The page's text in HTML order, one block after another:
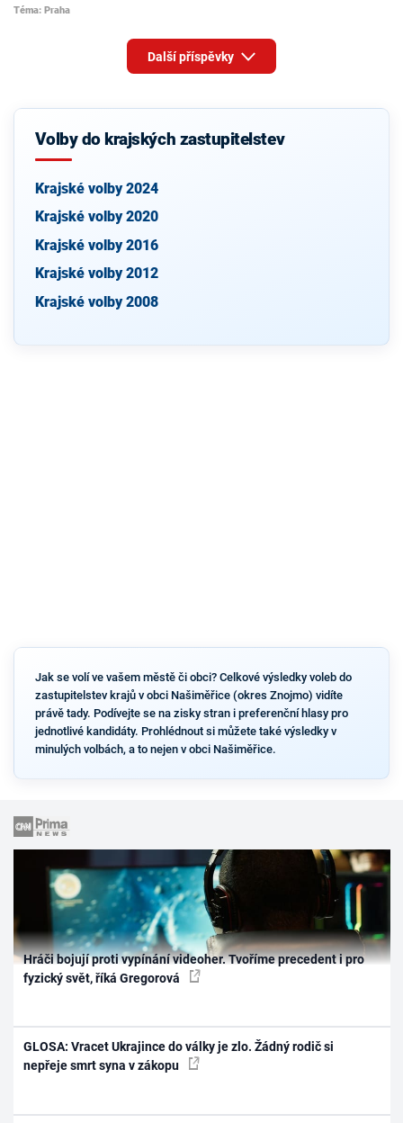
Téma: Praha
Další příspěvky
Volby do krajských zastupitelstev
Krajské volby 2024
Krajské volby 2020
Krajské volby 2016
Krajské volby 2012
Krajské volby 2008
Jak se volí ve vašem městě či obci? Celkové výsledky voleb do
zastupitelstev krajů v obci Našiměřice (okres Znojmo) vidíte
právě tady. Podívejte se na zisky stran i preferenční hlasy pro
jednotlivé kandidáty. Prohlédnout si můžete také výsledky v
minulých volbách, a to nejen v obci Našiměřice.
Hráči bojují proti vypínání videoher. Tvoříme precedent i pro
fyzický svět, říká Gregorová
GLOSA: Vracet Ukrajince do války je zlo. Žádný rodič si
nepřeje smrt syna v zákopu